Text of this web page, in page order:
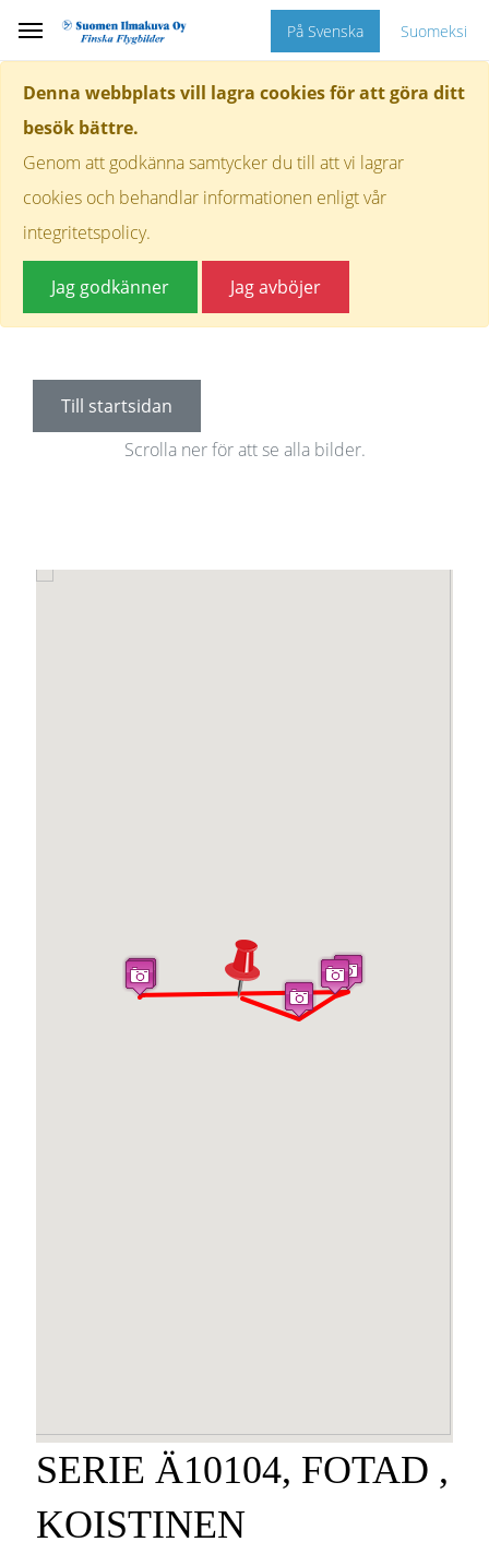
Denna webbplats vill lagra cookies för att göra ditt
besök bättre.
Genom att godkänna samtycker du till att vi lagrar
cookies och behandlar informationen enligt vår
integritetspolicy.
Jag godkänner Jag avböjer
På Svenska Suomeksi
Till startsidan
Scrolla ner för att se alla bilder.
SERIE Ä10104, FOTAD ,
KOISTINEN